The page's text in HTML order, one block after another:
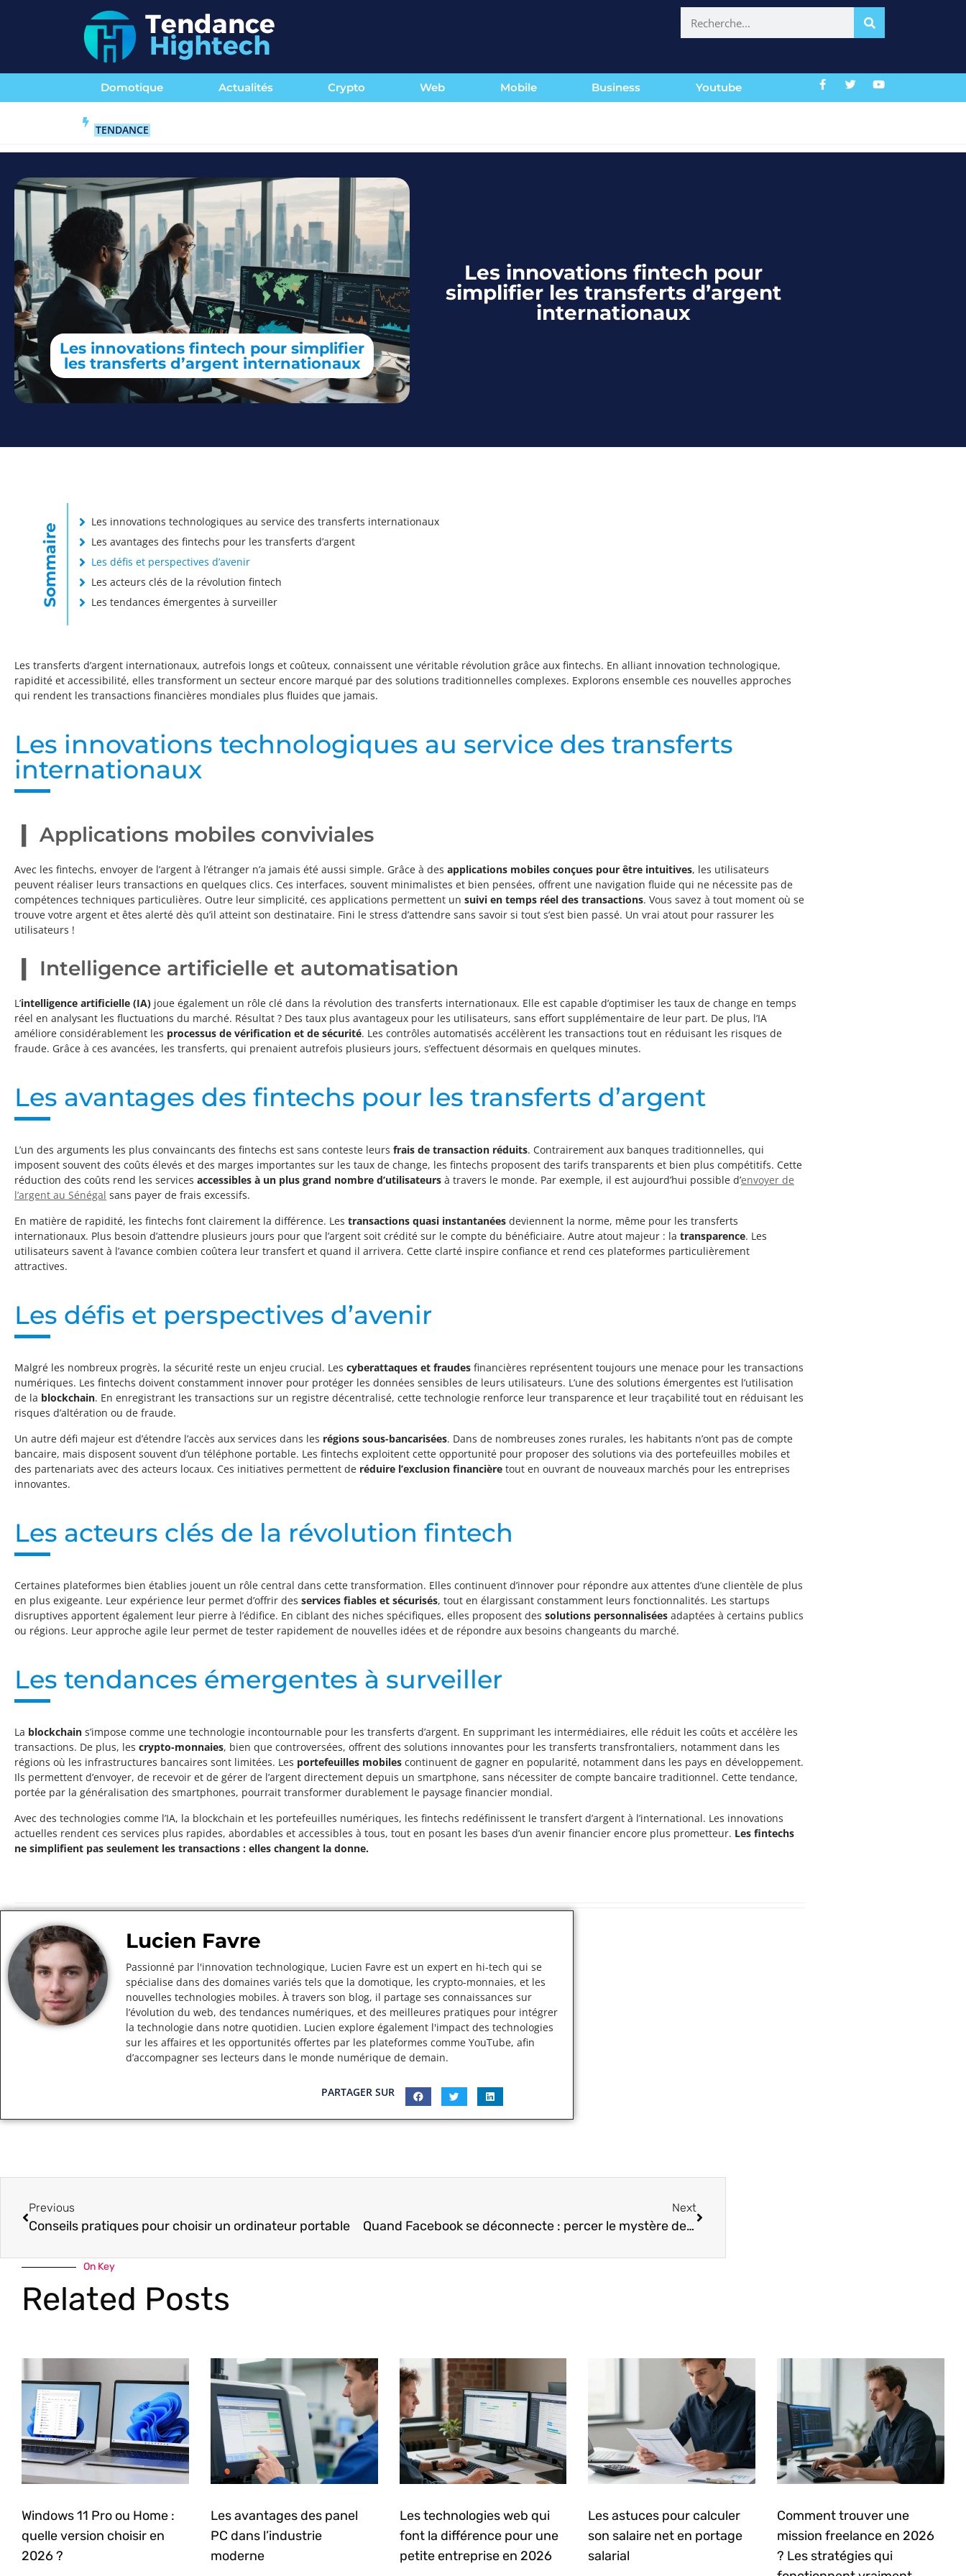
Domotique Actualités Crypto Web Mobile Business Youtube
TENDANCE
Les innovations fintech pour simplifier
les transferts d’argent internationaux
Les innovations fintech pour
simplifier les transferts d’argent
internationaux
Sommaire
Les innovations technologiques au service des transferts internationaux
Les avantages des fintechs pour les transferts d’argent
Les défis et perspectives d’avenir
Les acteurs clés de la révolution fintech
Les tendances émergentes à surveiller
Les transferts d’argent internationaux, autrefois longs et coûteux, connaissent une véritable révolution grâce aux fintechs. En alliant innovation technologique,
rapidité et accessibilité, elles transforment un secteur encore marqué par des solutions traditionnelles complexes. Explorons ensemble ces nouvelles approches
qui rendent les transactions financières mondiales plus fluides que jamais.
Les innovations technologiques au service des transferts
internationaux
Applications mobiles conviviales
Avec les fintechs, envoyer de l’argent à l’étranger n’a jamais été aussi simple. Grâce à des applications mobiles conçues pour être intuitives, les utilisateurs
peuvent réaliser leurs transactions en quelques clics. Ces interfaces, souvent minimalistes et bien pensées, offrent une navigation fluide qui ne nécessite pas de
compétences techniques particulières. Outre leur simplicité, ces applications permettent un suivi en temps réel des transactions. Vous savez à tout moment où se
trouve votre argent et êtes alerté dès qu’il atteint son destinataire. Fini le stress d’attendre sans savoir si tout s’est bien passé. Un vrai atout pour rassurer les
utilisateurs !
Intelligence artificielle et automatisation
L’intelligence artificielle (IA) joue également un rôle clé dans la révolution des transferts internationaux. Elle est capable d’optimiser les taux de change en temps
réel en analysant les fluctuations du marché. Résultat ? Des taux plus avantageux pour les utilisateurs, sans effort supplémentaire de leur part. De plus, l’IA
améliore considérablement les processus de vérification et de sécurité. Les contrôles automatisés accélèrent les transactions tout en réduisant les risques de
fraude. Grâce à ces avancées, les transferts, qui prenaient autrefois plusieurs jours, s’effectuent désormais en quelques minutes.
Les avantages des fintechs pour les transferts d’argent
L’un des arguments les plus convaincants des fintechs est sans conteste leurs frais de transaction réduits. Contrairement aux banques traditionnelles, qui
imposent souvent des coûts élevés et des marges importantes sur les taux de change, les fintechs proposent des tarifs transparents et bien plus compétitifs. Cette
réduction des coûts rend les services accessibles à un plus grand nombre d’utilisateurs à travers le monde. Par exemple, il est aujourd’hui possible d’envoyer de
l’argent au Sénégal sans payer de frais excessifs.
En matière de rapidité, les fintechs font clairement la différence. Les transactions quasi instantanées deviennent la norme, même pour les transferts
internationaux. Plus besoin d’attendre plusieurs jours pour que l’argent soit crédité sur le compte du bénéficiaire. Autre atout majeur : la transparence. Les
utilisateurs savent à l’avance combien coûtera leur transfert et quand il arrivera. Cette clarté inspire confiance et rend ces plateformes particulièrement
attractives.
Les défis et perspectives d’avenir
Malgré les nombreux progrès, la sécurité reste un enjeu crucial. Les cyberattaques et fraudes financières représentent toujours une menace pour les transactions
numériques. Les fintechs doivent constamment innover pour protéger les données sensibles de leurs utilisateurs. L’une des solutions émergentes est l’utilisation
de la blockchain. En enregistrant les transactions sur un registre décentralisé, cette technologie renforce leur transparence et leur traçabilité tout en réduisant les
risques d’altération ou de fraude.
Un autre défi majeur est d’étendre l’accès aux services dans les régions sous-bancarisées. Dans de nombreuses zones rurales, les habitants n’ont pas de compte
bancaire, mais disposent souvent d’un téléphone portable. Les fintechs exploitent cette opportunité pour proposer des solutions via des portefeuilles mobiles et
des partenariats avec des acteurs locaux. Ces initiatives permettent de réduire l’exclusion financière tout en ouvrant de nouveaux marchés pour les entreprises
innovantes.
Les acteurs clés de la révolution fintech
Certaines plateformes bien établies jouent un rôle central dans cette transformation. Elles continuent d’innover pour répondre aux attentes d’une clientèle de plus
en plus exigeante. Leur expérience leur permet d’offrir des services fiables et sécurisés, tout en élargissant constamment leurs fonctionnalités. Les startups
disruptives apportent également leur pierre à l’édifice. En ciblant des niches spécifiques, elles proposent des solutions personnalisées adaptées à certains publics
ou régions. Leur approche agile leur permet de tester rapidement de nouvelles idées et de répondre aux besoins changeants du marché.
Les tendances émergentes à surveiller
La blockchain s’impose comme une technologie incontournable pour les transferts d’argent. En supprimant les intermédiaires, elle réduit les coûts et accélère les
transactions. De plus, les crypto-monnaies, bien que controversées, offrent des solutions innovantes pour les transferts transfrontaliers, notamment dans les
régions où les infrastructures bancaires sont limitées. Les portefeuilles mobiles continuent de gagner en popularité, notamment dans les pays en développement.
Ils permettent d’envoyer, de recevoir et de gérer de l’argent directement depuis un smartphone, sans nécessiter de compte bancaire traditionnel. Cette tendance,
portée par la généralisation des smartphones, pourrait transformer durablement le paysage financier mondial.
Avec des technologies comme l’IA, la blockchain et les portefeuilles numériques, les fintechs redéfinissent le transfert d’argent à l’international. Les innovations
actuelles rendent ces services plus rapides, abordables et accessibles à tous, tout en posant les bases d’un avenir financier encore plus prometteur. Les fintechs
ne simplifient pas seulement les transactions : elles changent la donne.
Lucien Favre
Passionné par l'innovation technologique, Lucien Favre est un expert en hi-tech qui se
spécialise dans des domaines variés tels que la domotique, les crypto-monnaies, et les
nouvelles technologies mobiles. À travers son blog, il partage ses connaissances sur
l’évolution du web, des tendances numériques, et des meilleures pratiques pour intégrer
la technologie dans notre quotidien. Lucien explore également l'impact des technologies
sur les affaires et les opportunités offertes par les plateformes comme YouTube, afin
d’accompagner ses lecteurs dans le monde numérique de demain.
PARTAGER SUR
Previous
Conseils pratiques pour choisir un ordinateur portable
Next
Quand Facebook se déconnecte : percer le mystère des sessions expirées !
On Key
Related Posts
Windows 11 Pro ou Home :
quelle version choisir en
2026 ?
Les avantages des panel
PC dans l’industrie
moderne
Les technologies web qui
font la différence pour une
petite entreprise en 2026
Les astuces pour calculer
son salaire net en portage
salarial
Comment trouver une
mission freelance en 2026
? Les stratégies qui